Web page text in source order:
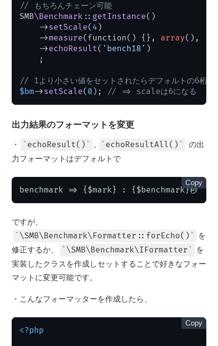
// もちろんチェーン可能
SMB\Benchmark :: getInstance()
    ->
setScale( 4 )
    ->
measure(function() {}, array(),
    ->
echoResult( 'bench18' )
    ;
// 1より小さい値をセットされたらデフォルトの6桁で
$bm->setScale( 0 ); // => scaleは6になる
出力結果のフォーマットを変更
・ echoResult() , echoResultAll()
の出
力フォーマットはデフォルトで
benchmark => {$mark} : {$benchmark}秒
Copy
ですが、
\SMB\Benchmark\Formatter::forEcho()
を
修正するか、
\SMB\Benchmark\IFormatter
を
実装したクラスを作成しセットすることで好きなフォー
マットに変更可能です。
・こんなフォーマッターを作成したら、
<?php
Copy